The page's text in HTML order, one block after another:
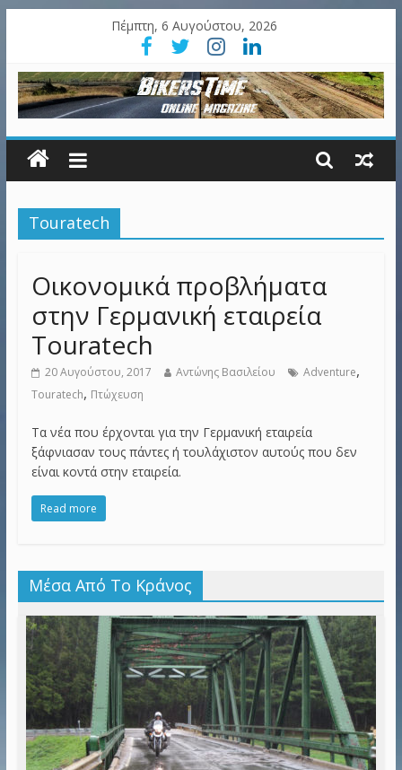
Πέμπτη, 6 Αυγούστου, 2026
Touratech
Οικονομικά προβλήματα
στην Γερμανική εταιρεία
Touratech
20 Αυγούστου, 2017 Αντώνης Βασιλείου Adventure,
Touratech, Πτώχευση
Τα νέα που έρχονται για την Γερμανική εταιρεία
ξάφνιασαν τους πάντες ή τουλάχιστον αυτούς που δεν
είναι κοντά στην εταιρεία.
Read more
Μέσα Από Το Κράνος